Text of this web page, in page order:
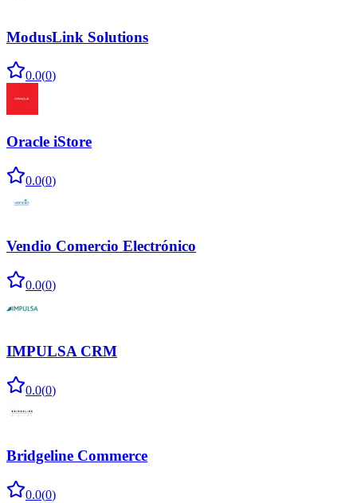
ModusLink Solutions
0.0(0)
Oracle iStore
0.0(0)
Vendio Comercio Electrónico
0.0(0)
IMPULSA CRM
0.0(0)
Bridgeline Commerce
0.0(0)